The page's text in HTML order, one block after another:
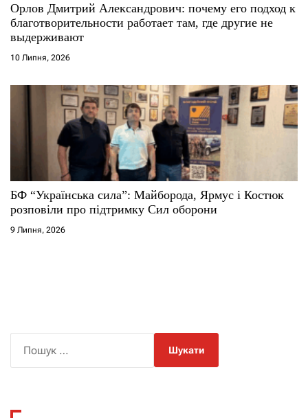
Орлов Дмитрий Александрович: почему его подход к
благотворительности работает там, где другие не
выдерживают
10 Липня, 2026
БФ “Українська сила”: Майборода, Ярмус і Костюк
розповіли про підтримку Сил оборони
9 Липня, 2026
к